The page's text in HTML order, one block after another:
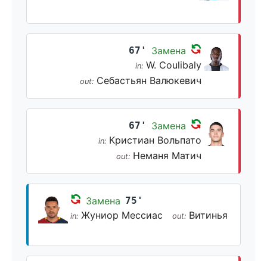
67' Замена
in: W. Coulibaly
out: Себастьян Валюкевич
67' Замена
in: Кристиан Вольпато
out: Неманя Матич
Замена 75'
in: Жуниор Мессиас out: Витинья